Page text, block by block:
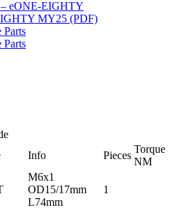
– eONE-EIGHTY
MY25 (PDF)
Info Pieces
Torque
NM
M6x1
OD15/17mm
L74mm
1